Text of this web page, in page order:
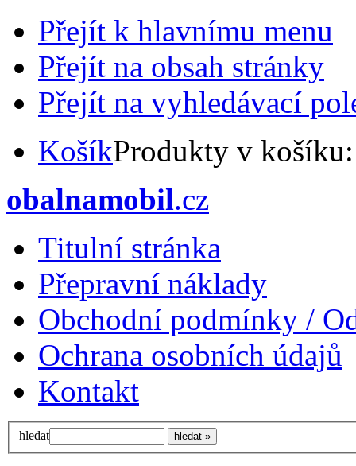
Přejít k hlavnímu menu
Přejít na obsah stránky
Přejít na vyhledávací
KošíkProdukty v
obalnamobil.cz
Titulní stránka
Přepravní náklady
Obchodní podmínky /
Ochrana osobních údajů
Kontakt
hledat